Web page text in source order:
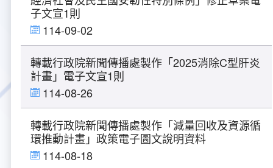
大事紀
五十週年紀念專區
五十週年紀念影片
五十週年紀念專刊
回顧照片展
近10年活動成果及花絮
如何加入我們
服務進化史
服務介紹
服務進化史
航空電子
服務介紹
服務進化史
安全管理
安全管理介紹
安全管理進化史
意見信箱
總臺長與民有約
民意論壇
問卷調查
參訪申請
氣象資料申辦
資料開放
氣象報文歷史資料
航空氣象曙暮光資訊
常見問答
雙語詞彙
無障礙服務
無障礙設施
辦公室樓層分配圖
出版品
相關連結
交通部暨所屬機關
國內機場
航空公司
飛航服務相關網站
塔臺園區新建工程專區
計畫簡介
設計概念
建築工程
塔臺自動化系統
公共藝術設置
主動公開資訊
法律、法規及行政規則
行政指導有關文書
施政計畫
業務統計
為民服務考核專區
提升服務品質執行辦法
績效業務實施計畫
推行電話禮貌運動實施計畫
性別平等專區
相關法規
CEDAW專區
檔案管理專區
機關檔案目錄查詢
政風園地
息-
表
子文宣1則
114-09-02
轉載行政院新聞傳播處製作「2025消除C型肝炎
計畫」電子文宣1則
114-08-26
轉載行政院新聞傳播處製作「減量回收及資源循
環推動計畫」政策電子圖文說明資料
114-08-18